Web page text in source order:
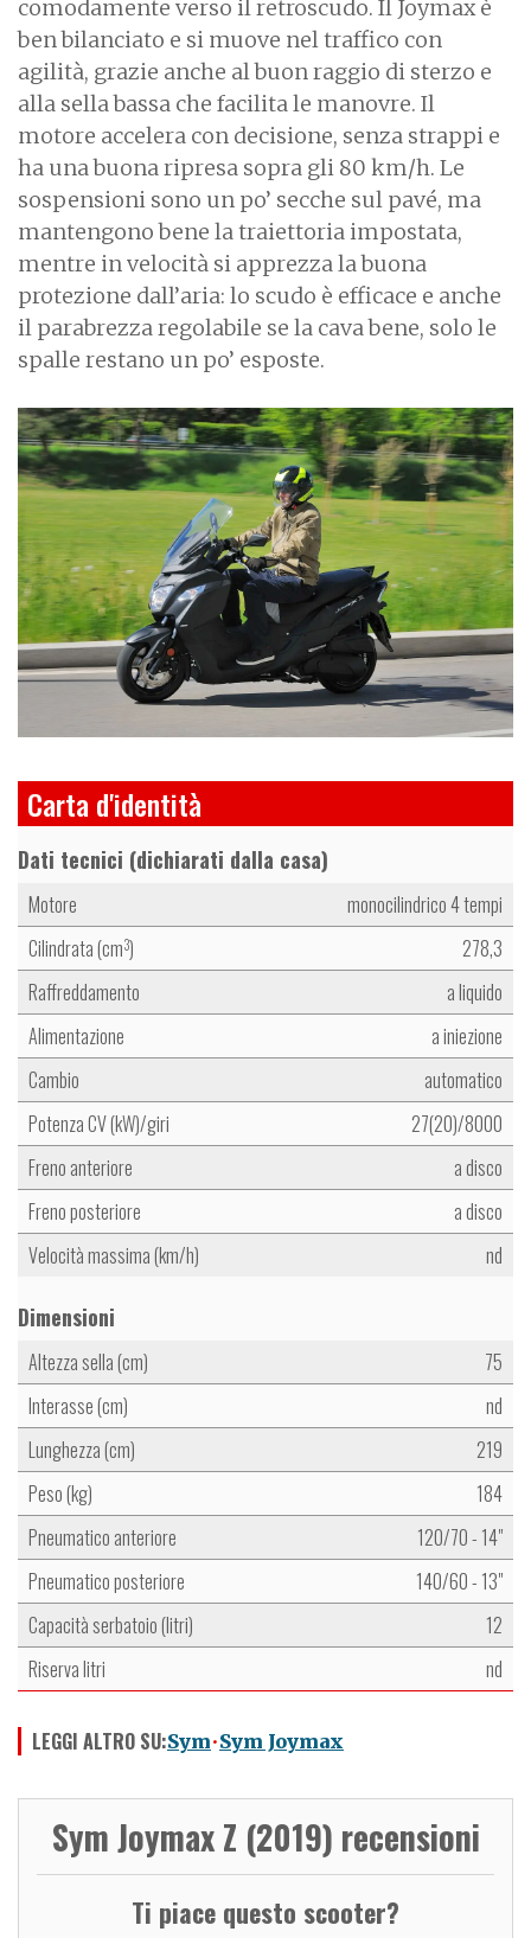
comodamente verso il retroscudo. Il Joymax è
ben bilanciato e si muove nel traffico con
agilità, grazie anche al buon raggio di sterzo e
alla sella bassa che facilita le manovre. Il
motore accelera con decisione, senza strappi e
ha una buona ripresa sopra gli 80 km/h. Le
sospensioni sono un po’ secche sul pavé, ma
mantengono bene la traiettoria impostata,
mentre in velocità si apprezza la buona
protezione dall’aria: lo scudo è efficace e anche
il parabrezza regolabile se la cava bene, solo le
spalle restano un po’ esposte.
Carta d'identità
Dati tecnici (dichiarati dalla casa)
Motore
monocilindrico 4 tempi
Cilindrata (cm3)
278,3
Raffreddamento
a liquido
Alimentazione
a iniezione
Cambio
automatico
Potenza CV (kW)/giri
27(20)/8000
Freno anteriore
a disco
Freno posteriore
a disco
Velocità massima (km/h)
nd
Dimensioni
Altezza sella (cm)
75
Interasse (cm)
nd
Lunghezza (cm)
219
Peso (kg)
184
Pneumatico anteriore
120/70 - 14"
Pneumatico posteriore
140/60 - 13"
Capacità serbatoio (litri)
12
Riserva litri
nd
LEGGI ALTRO SU:Sym Sym Joymax
Sym Joymax Z (2019) recensioni
Ti piace questo scooter?